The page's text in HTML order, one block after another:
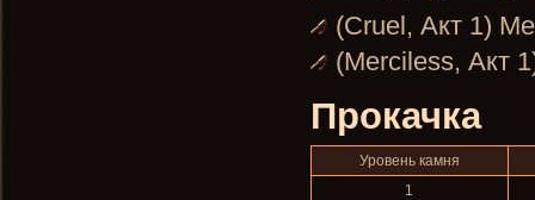
(Cruel, Акт 1)
(Merciless, Акт
Прокачка
Уровень камня
1